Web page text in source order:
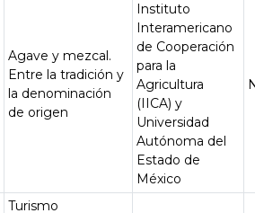
Agave y mezcal.
Entre la tradición y
la denominación
de origen
Instituto
Interamericano
de Cooperación
para la
Agricultura
(IICA) y
Universidad
Autónoma del
Estado de
México
Turismo